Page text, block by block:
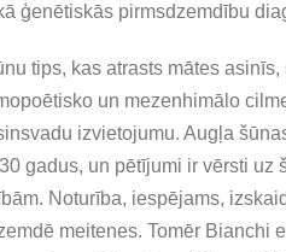
ģenētiskās pirmsdzemdību
tips, kas atrasts mātes
un mezenhimālo
izvietojumu. Augļa
gadus, un pētījumi ir vērsti
Noturība, iespējams,
meitenes. Tomēr